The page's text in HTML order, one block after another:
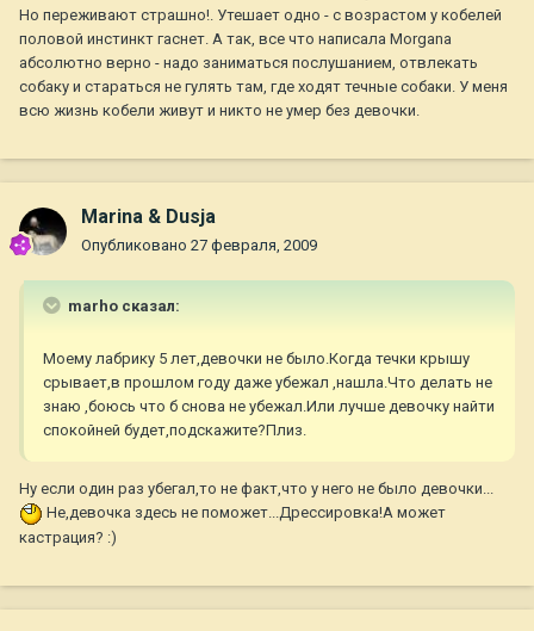
Но переживают страшно!. Утешает одно - с возрастом у кобелей
половой инстинкт гаснет. А так, все что написала Morgana
абсолютно верно - надо заниматься послушанием, отвлекать
собаку и стараться не гулять там, где ходят течные собаки. У меня
всю жизнь кобели живут и никто не умер без девочки.
Marina & Dusja
Опубликовано 27 февраля, 2009
marho сказал:
Моему лабрику 5 лет,девочки не было.Когда течки крышу
срывает,в прошлом году даже убежал ,нашла.Что делать не
знаю ,боюсь что б снова не убежал.Или лучше девочку найти
спокойней будет,подскажите?Плиз.
Ну если один раз убегал,то не факт,что у него не было девочки...
Не,девочка здесь не поможет...Дрессировка!А может
кастрация? :)